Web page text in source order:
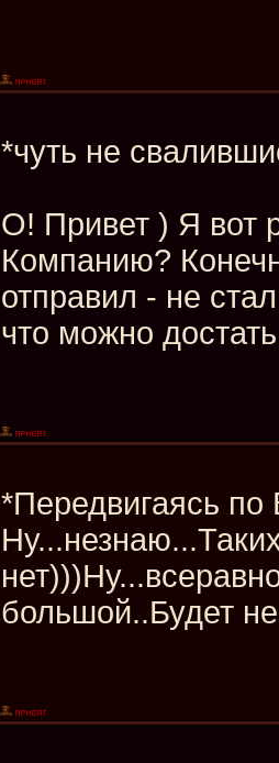
*чуть не
О! Привет ) Я вот
Компанию?
отправил - не
что можно
*Передвигаясь по
большой..Будет